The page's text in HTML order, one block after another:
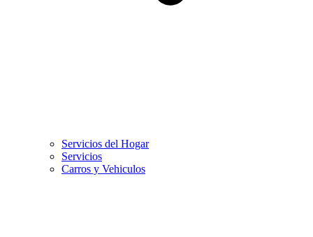
Servicios del Hogar
Servicios
Carros y Vehiculos